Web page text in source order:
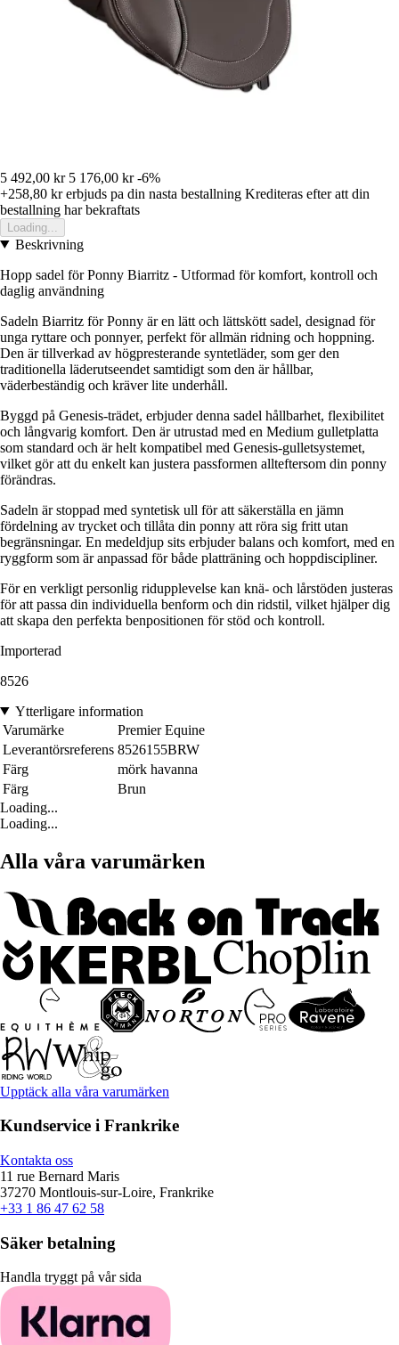
5 492,00 kr 5 176,00 kr -6%
+258,80 krerbjuds pa din nasta bestallning Krediteras efter att din
bestallning har bekraftats
Loading...
Beskrivning
Hopp sadel för Ponny Biarritz - Utformad för komfort, kontroll och
daglig användning
Sadeln Biarritz för Ponny är en lätt och lättskött sadel, designad för
unga ryttare och ponnyer, perfekt för allmän ridning och hoppning.
Den är tillverkad av högpresterande syntetläder, som ger den
traditionella läderutseendet samtidigt som den är hållbar,
väderbeständig och kräver lite underhåll.
Byggd på Genesis-trädet, erbjuder denna sadel hållbarhet, flexibilitet
och långvarig komfort. Den är utrustad med en Medium gulletplatta
som standard och är helt kompatibel med Genesis-gulletsystemet,
vilket gör att du enkelt kan justera passformen allteftersom din ponny
förändras.
Sadeln är stoppad med syntetisk ull för att säkerställa en jämn
fördelning av trycket och tillåta din ponny att röra sig fritt utan
begränsningar. En medeldjup sits erbjuder balans och komfort, med en
ryggform som är anpassad för både platträning och hoppdiscipliner.
För en verkligt personlig ridupplevelse kan knä- och lårstöden justeras
för att passa din individuella benform och din ridstil, vilket hjälper dig
att skapa den perfekta benpositionen för stöd och kontroll.
Importerad
8526
Ytterligare information
Varumärke
Premier Equine
Leverantörsreferens 8526155BRW
Färg
mörk havanna
Färg
Brun
Loading...
Loading...
Alla våra varumärken
Upptäck alla våra varumärken
Kundservice i Frankrike
Kontakta oss
11 rue Bernard Maris
37270 Montlouis-sur-Loire, Frankrike
+33 1 86 47 62 58
Säker betalning
Handla tryggt på vår sida